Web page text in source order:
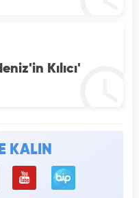
Kılıcı'
KALIN
BiP